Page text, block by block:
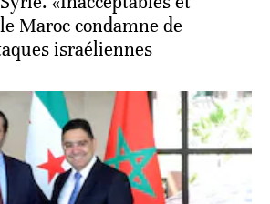
Maroc condamne de
israéliennes